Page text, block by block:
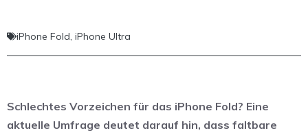
iPhone Fold, iPhone Ultra
Schlechtes Vorzeichen für das iPhone Fold? Eine
aktuelle Umfrage deutet darauf hin, dass faltbare